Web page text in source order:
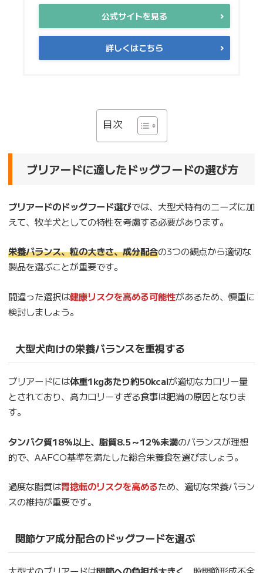
公式サイトを見る
詳しくはこちら
目次
ブリアードに適したドッグフードの選び方
ブリアードのドッグフード選びでは、大型犬特有のニーズに加
えて、牧羊犬としての特性を考慮する必要があります。
栄養バランス、粒の大きさ、成分配合の3つの観点から適切な
製品を選ぶことが重要です。
間違った選択は健康リスクを高める可能性があるため、慎重に
検討しましょう。
大型犬向けの栄養バランスを重視する
ブリアードには体重1kgあたり約50kcalが適切なカロリー量
とされており、高カロリーすぎる食事は肥満の原因となりま
す。
タンパク質18％以上、脂質8.5～12％未満のバランスが理想
的で、AAFCO基準を満たした総合栄養食を選びましょう。
過度な脂質は胃捻転のリスクを高めるため、適切な栄養バラン
スの維持が重要です。
関節ケア成分配合のドッグフードを選ぶ